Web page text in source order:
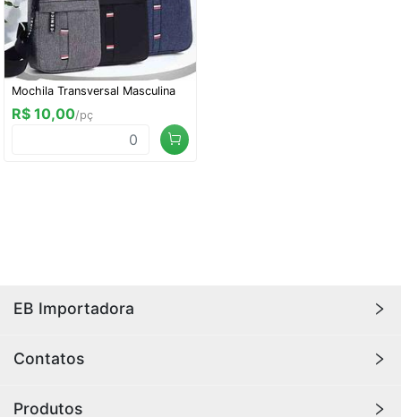
Mochila Transversal Masculina
R$ 10,00/pç
EB Importadora
importados, com qualidade e durabilidade para sua
tecnologia, eletrônicos, áudio e vídeo, ferramentas,
Contatos
Produtos